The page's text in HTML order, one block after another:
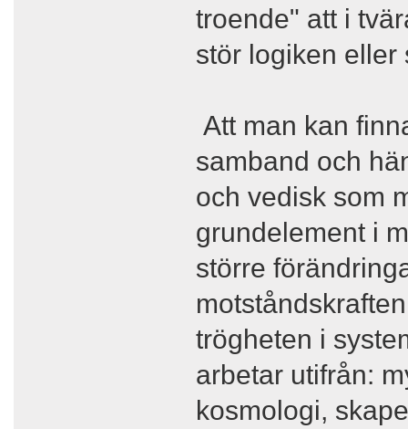
troende" att i
stör logiken eller
Att man kan
samband och
och vedisk som
grundelement i
större
trögheten i
arbetar utifrån:
kosmologi,